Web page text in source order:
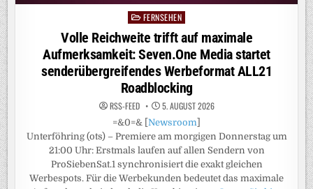
„BEAUTY
THE
NERD“
PostedFERNSEHEN
Volle Reichweite trifft auf maximale
Aufmerksamkeit: Seven.One Media startet
senderübergreifendes Werbeformat ALL21
Roadblocking
RSS-FEED 5. AUGUST 2026
=&0=& [ Newsroom
Unterföhring (ots) – Premiere am morgigen Donnerstag um
21:00 Uhr: Erstmals laufen auf allen Sendern von
ProSiebenSat.1 synchronisiert die exakt gleichen
Werbespots. Für die Werbekunden bedeutet das maximale